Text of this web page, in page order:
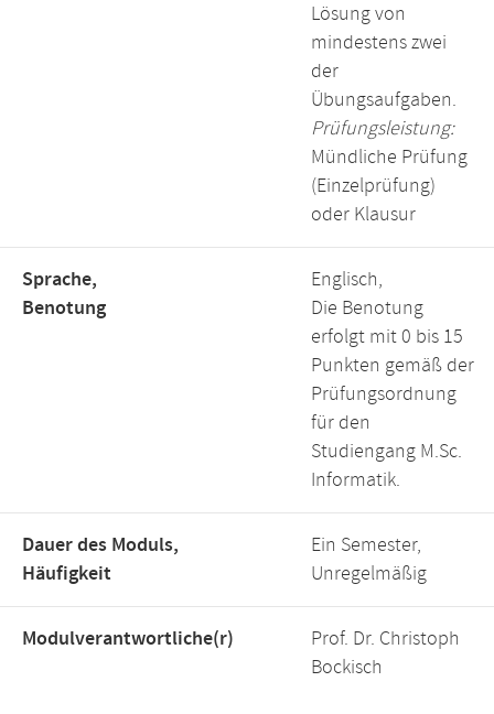
Lösung von
mindestens zwei
der
Übungsaufgaben.
Prüfungsleistung:
Mündliche Prüfung
(Einzelprüfung)
oder Klausur
Sprache,
Benotung
Englisch,
Die Benotung
erfolgt mit 0 bis 15
Punkten gemäß der
Prüfungsordnung
für den
Studiengang M.Sc.
Informatik.
Dauer des Moduls,
Häufigkeit
Ein Semester,
Unregelmäßig
Modulverantwortliche(r)
Prof. Dr. Christoph
Bockisch